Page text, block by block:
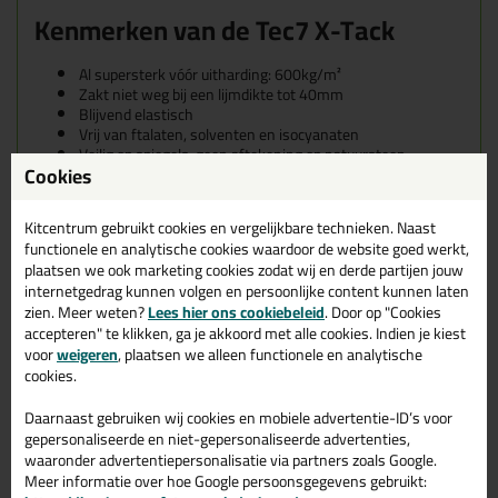
Kenmerken van de Tec7 X-Tack
Al supersterk vóór uitharding: 600kg/m²
Zakt niet weg bij een lijmdikte tot 40mm
Blijvend elastisch
Vrij van ftalaten, solventen en isocyanaten
Veilig op spiegels, geen aftekening op natuursteen
Bijna reukloos
Ook op vochtige, gladde ondergrond
Water- en luchtdicht
Te gebruiken op de meeste bouwmaterialen
Eigenschappen Tec7 X-Tack 290ml
Merk
Tec7
Cookies
Kitcentrum gebruikt cookies en vergelijkbare technieken. Naast
functionele en analytische cookies waardoor de website goed werkt,
plaatsen we ook marketing cookies zodat wij en derde partijen jouw
internetgedrag kunnen volgen en persoonlijke content kunnen laten
zien. Meer weten?Lees hier ons cookiebeleid. Door op "Cookies
accepteren" te klikken, ga je akkoord met alle cookies. Indien je kiest
voorweigeren, plaatsen we alleen functionele en analytische
cookies.
Daarnaast gebruiken wij cookies en mobiele advertentie-ID’s voor
gepersonaliseerde en niet-gepersonaliseerde advertenties,
waaronder advertentiepersonalisatie via partners zoals Google.
Meer informatie over hoe Google persoonsgegevens gebruikt: